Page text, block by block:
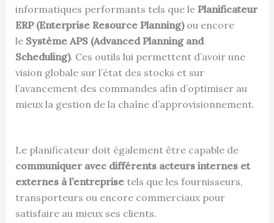
informatiques performants tels que le Planificateur
ERP (Enterprise Resource Planning)ou encore
le Système APS (Advanced Planning and
Scheduling). Ces outils lui permettent d’avoir une
vision globale sur l’état des stocks et sur
l’avancement des commandes afin d’optimiser au
mieux la gestion de la chaîne d’approvisionnement.
Le planificateur doit également être capable de
communiquer avec différents acteurs internes et
externes à l’entreprisetels que les fournisseurs,
transporteurs ou encore commerciaux pour
satisfaire au mieux ses clients.